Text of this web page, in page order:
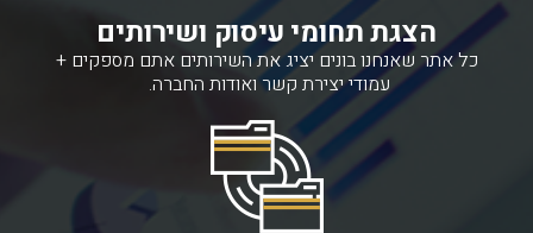
הצגת תחומי עיסוק ושירותים
כל אתר שאנחנו בונים יציג את השירותים אתם מספקים +
עמודי יצירת קשר ואודות החברה.